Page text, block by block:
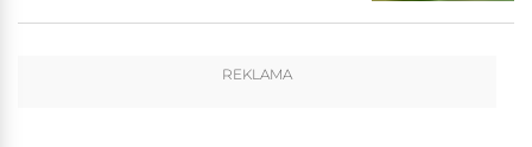
REKLAMA